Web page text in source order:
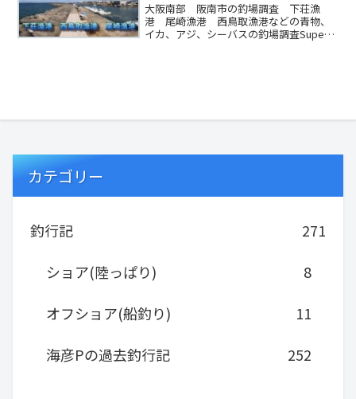
大阪南部 阪南市の釣場調査 下荘漁
港 尾崎漁港 西鳥取漁港などの青物、
イカ、アジ、シーバスの釣場調査Super
カテゴリー
釣行記
271
ショア(陸っぱり)
8
オフショア(船釣り)
11
海彦Pの過去釣行記
252